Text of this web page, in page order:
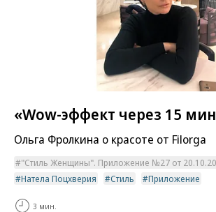
«Wow-эффект через 15
Ольга Фролкина о красоте от Filorga
"Стиль Женщины". Приложение №27 от
Натела Поцхверия
Стиль Приложение
3 мин.